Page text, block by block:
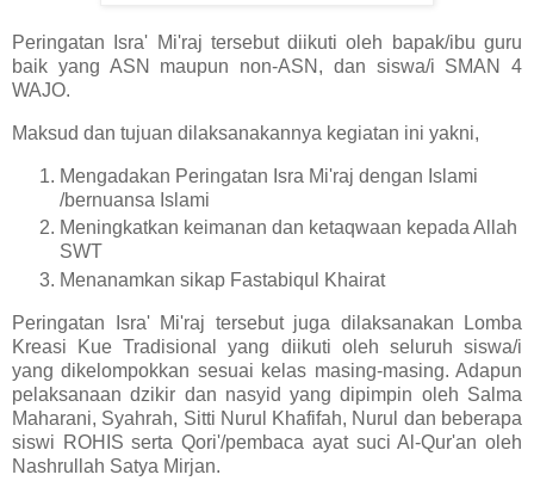
Peringatan Isra' Mi'raj tersebut diikuti oleh bapak/ibu guru
baik yang ASN maupun non-ASN, dan siswa/i SMAN 4
WAJO.
Maksud dan tujuan dilaksanakannya kegiatan ini yakni,
Mengadakan Peringatan Isra Mi'raj dengan Islami
/bernuansa Islami
Meningkatkan keimanan dan ketaqwaan kepada Allah
SWT
Menanamkan sikap Fastabiqul Khairat
Peringatan Isra' Mi'raj tersebut juga dilaksanakan Lomba
Kreasi Kue Tradisional yang diikuti oleh seluruh siswa/i
yang dikelompokkan sesuai kelas masing-masing. Adapun
pelaksanaan dzikir dan nasyid yang dipimpin oleh Salma
Maharani, Syahrah, Sitti Nurul Khafifah, Nurul dan beberapa
siswi ROHIS serta Qori'/pembaca ayat suci Al-Qur'an oleh
Nashrullah Satya Mirjan.